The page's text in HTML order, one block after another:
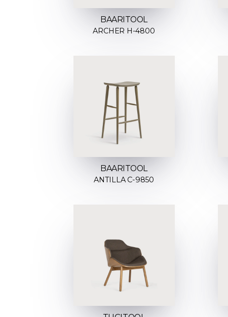
BAARITOOL
ARCHER H-4800
BAARITOOL
ANTILLA C-9850